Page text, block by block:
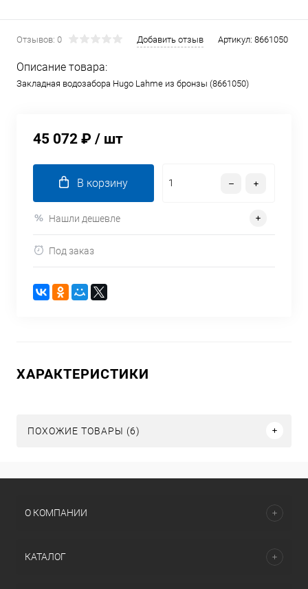
Отзывов: 0 Добавить отзыв Артикул: 8661050
Описание товара:
Закладная водозабора Hugo Lahme из бронзы (8661050)
45 072 ₽ / шт
В корзину
Нашли дешевле
Под заказ
ХАРАКТЕРИСТИКИ
ПОХОЖИЕ ТОВАРЫ (6)
О КОМПАНИИ
КАТАЛОГ